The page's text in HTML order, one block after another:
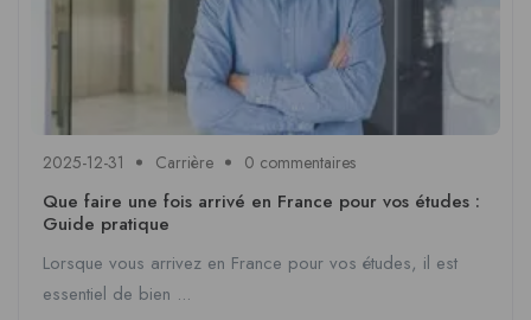
2025-12-31 Carrière 0 commentaires
Que faire une fois arrivé en France pour vos études :
Guide pratique
Lorsque vous arrivez en France pour vos études, il est
essentiel de bien ...